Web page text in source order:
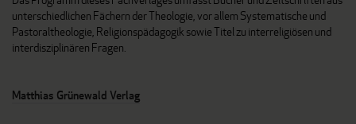
unterschiedlichen Fächern der Theologie, vor allem Systematische und
Pastoraltheologie, Religionspädagogik sowie Titel zu interreligiösen und
interdisziplinären Fragen.
Matthias Grünewald Verlag